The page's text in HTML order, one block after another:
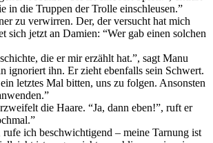
in die Truppen der Trolle einschleusen.”
zu verwirren. Der, der versucht hat mich
sich jetzt an Damien: “Wer gab einen solchen
die er mir erzählt hat.”, sagt Manu
ignoriert ihn. Er zieht ebenfalls sein Schwert.
letztes Mal bitten, uns zu folgen. Ansonsten
die Haare. “Ja, dann eben!”, ruft er
rufe ich beschwichtigend – meine Tarnung ist